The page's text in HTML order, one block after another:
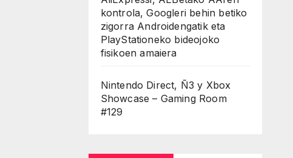
kontrola, Googleri behin betiko
zigorra Androidengatik eta
PlayStationeko bideojoko
fisikoen amaiera
Nintendo Direct, Ñ3 y Xbox
Showcase – Gaming Room
#129